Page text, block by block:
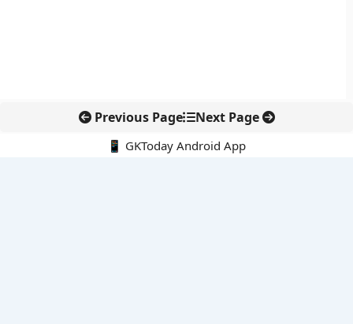
Previous Page Next Page
📱 GKToday Android App